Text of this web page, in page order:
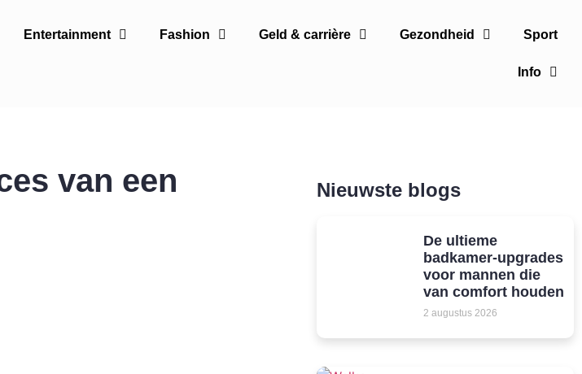
Entertainment Fashion Geld & carrière Gezondheid Sport
Info
van een
Nieuwste blogs
De ultieme
badkamer-upgrades
voor mannen die
van comfort houden
2 augustus 2026